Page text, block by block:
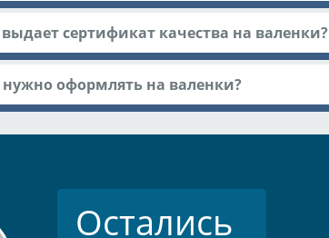
сертификат качества на валенки?
нужно оформлять на валенки?
Остались